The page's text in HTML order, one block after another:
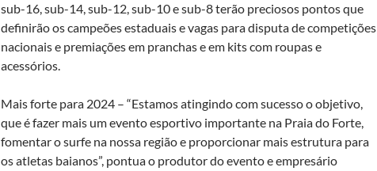
sub-16, sub-14, sub-12, sub-10 e sub-8 terão preciosos pontos que
definirão os campeões estaduais e vagas para disputa de competições
nacionais e premiações em pranchas e em kits com roupas e
acessórios.
Mais forte para 2024 – “Estamos atingindo com sucesso o objetivo,
que é fazer mais um evento esportivo importante na Praia do Forte,
fomentar o surfe na nossa região e proporcionar mais estrutura para
os atletas baianos”, pontua o produtor do evento e empresário